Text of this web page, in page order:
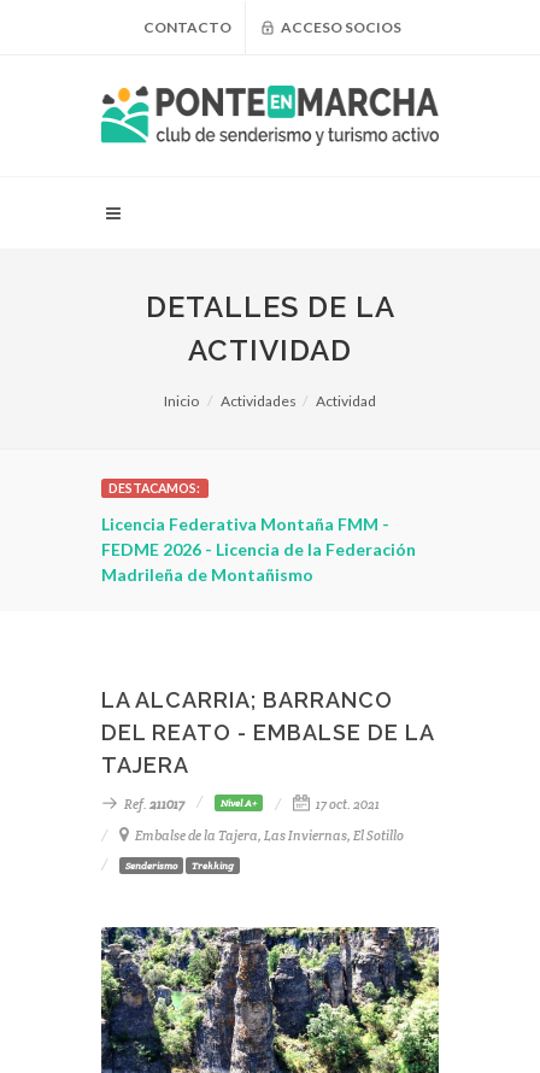
CONTACTO ACCESO SOCIOS
DETALLES DE LA
ACTIVIDAD
Inicio Actividades Actividad
DESTACAMOS:
Licencia Federativa Montaña FMM -
FEDME 2026 - Licencia de la Federación
Madrileña de Montañismo
LA ALCARRIA; BARRANCO
DEL REATO - EMBALSE DE LA
TAJERA
Ref. 211017 Nivel A+
17 oct. 2021
Embalse de la Tajera, Las Inviernas, El Sotillo
Senderismo Trekking